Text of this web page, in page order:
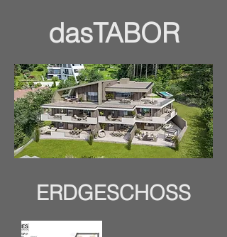
dasTABOR
ERDGESCHOSS